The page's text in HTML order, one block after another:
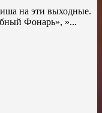
на эти выходные.
Фонарь», »...